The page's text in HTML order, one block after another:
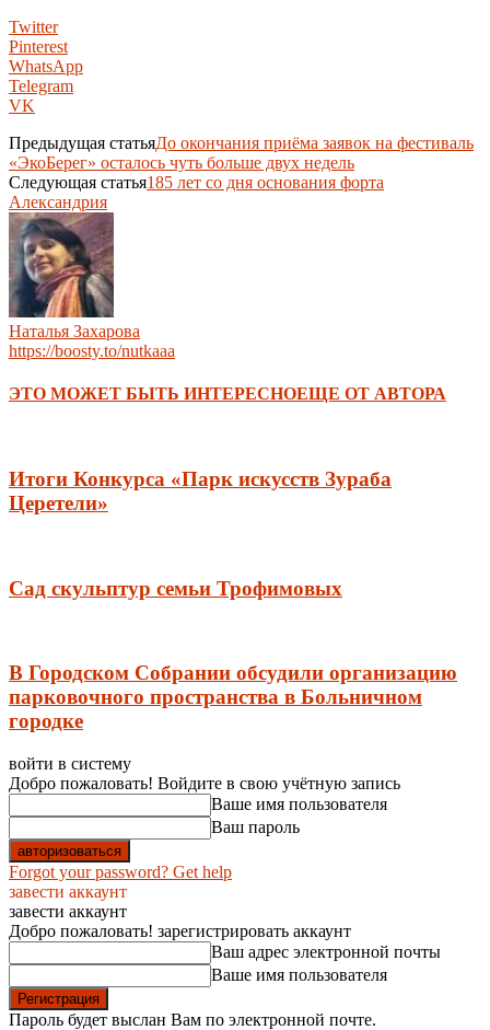
Twitter
Pinterest
WhatsApp
Telegram
VK
Предыдущая статьяДо окончания приёма заявок на фестиваль
«ЭкоБерег» осталось чуть больше двух недель
Следующая статья185 лет со дня основания форта
Александрия
Наталья Захарова
https://boosty.to/nutkaaa
ЭТО МОЖЕТ БЫТЬ ИНТЕРЕСНОЕЩЕ ОТ АВТОРА
Итоги Конкурса «Парк искусств Зураба
Церетели»
Сад скульптур семьи Трофимовых
В Городском Собрании обсудили организацию
парковочного пространства в Больничном
городке
войти в систему
Добро пожаловать! Войдите в свою учётную запись
Ваше имя пользователя
Ваш пароль
Forgot your password? Get help
завести аккаунт
завести аккаунт
Добро пожаловать! зарегистрировать аккаунт
Ваш адрес электронной почты
Ваше имя пользователя
Пароль будет выслан Вам по электронной почте.